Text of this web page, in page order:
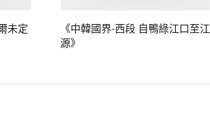
未定
《中韓國界-西段 自鴨綠江口至江
源》